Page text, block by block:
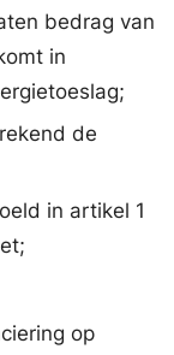
bedrag van
in
de
in artikel 1
op